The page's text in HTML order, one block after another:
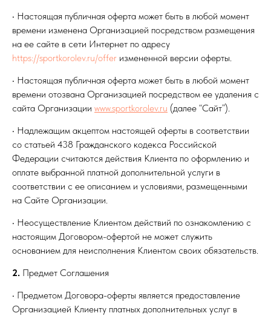
• Настоящая публичная оферта может быть в любой момент
времени изменена Организацией посредством размещения
на ее сайте в сети Интернет по адресу
https://sportkorolev.ru/offer измененной версии оферты.
• Настоящая публичная оферта может быть в любой момент
времени отозвана Организацией посредством ее удаления с
сайта Организации www.sportkorolev.ru (далее “Сайт”).
• Надлежащим акцептом настоящей оферты в соответствии
со статьей 438 Гражданского кодекса Российской
Федерации считаются действия Клиента по оформлению и
оплате выбранной платной дополнительной услуги в
соответствии с ее описанием и условиями, размещенными
на Сайте Организации.
• Неосуществление Клиентом действий по ознакомлению с
настоящим Договором-офертой не может служить
основанием для неисполнения Клиентом своих обязательств.
2. Предмет Соглашения
• Предметом Договора-оферты является предоставление
Организацией Клиенту платных дополнительных услуг в